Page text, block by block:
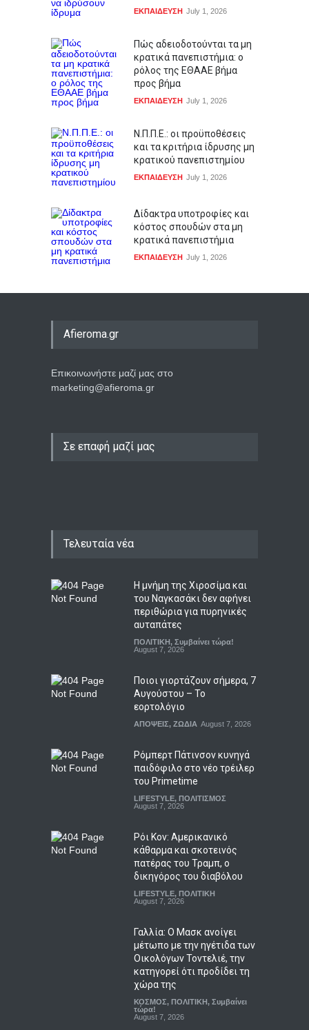
ΕΚΠΑΙΔΕΥΣΗ July 1, 2026
Πώς αδειοδοτούνται τα μη
κρατικά πανεπιστήμια: ο
ρόλος της ΕΘΑΑΕ βήμα
προς βήμα
ΕΚΠΑΙΔΕΥΣΗ July 1, 2026
Ν.Π.Π.Ε.: οι προϋποθέσεις
και τα κριτήρια ίδρυσης μη
κρατικού πανεπιστημίου
ΕΚΠΑΙΔΕΥΣΗ July 1, 2026
Δίδακτρα υποτροφίες και
κόστος σπουδών στα μη
κρατικά πανεπιστήμια
ΕΚΠΑΙΔΕΥΣΗ July 1, 2026
Afieroma.gr
Επικοινωνήστε μαζί μας στο
marketing@afieroma.gr
Σε επαφή μαζί μας
Τελευταία νέα
Η μνήμη της Χιροσίμα και
του Ναγκασάκι δεν αφήνει
περιθώρια για πυρηνικές
αυταπάτες
ΠΟΛΙΤΙΚΗ, Συμβαίνει τώρα!
August 7, 2026
Ποιοι γιορτάζουν σήμερα, 7
Αυγούστου – Το
εορτολόγιο
ΑΠΟΨΕΙΣ, ΖΩΔΙΑ August 7, 2026
Ρόμπερτ Πάτινσον κυνηγά
παιδόφιλο στο νέο τρέιλερ
του Primetime
LIFESTYLE, ΠΟΛΙΤΙΣΜΟΣ
August 7, 2026
Ρόι Κον: Αμερικανικό
κάθαρμα και σκοτεινός
πατέρας του Τραμπ, ο
δικηγόρος του διαβόλου
LIFESTYLE, ΠΟΛΙΤΙΚΗ
August 7, 2026
Γαλλία: Ο Μασκ ανοίγει
μέτωπο με την ηγέτιδα των
Οικολόγων Τοντελιέ, την
κατηγορεί ότι προδίδει τη
χώρα της
ΚΟΣΜΟΣ, ΠΟΛΙΤΙΚΗ, Συμβαίνει
τώρα!
August 7, 2026